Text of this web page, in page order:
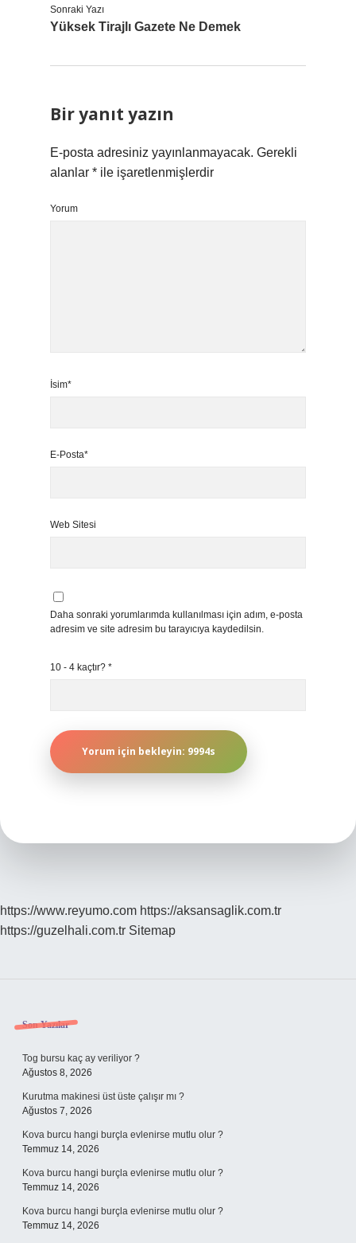
Sonraki Yazı
Yüksek Tirajlı Gazete Ne Demek
Bir yanıt yazın
E-posta adresiniz yayınlanmayacak. Gerekli
alanlar * ile işaretlenmişlerdir
Yorum
İsim*
E-Posta*
Web Sitesi
Daha sonraki yorumlarımda kullanılması için adım, e-posta
adresim ve site adresim bu tarayıcıya kaydedilsin.
10 - 4 kaçtır? *
https://www.reyumo.com https://aksansaglik.com.tr
https://guzelhali.com.tr Sitemap
Sidebar
Son Yazılar
Tog bursu kaç ay veriliyor ?
Ağustos 8, 2026
Kurutma makinesi üst üste çalışır mı ?
Ağustos 7, 2026
Kova burcu hangi burçla evlenirse mutlu olur ?
Temmuz 14, 2026
Kova burcu hangi burçla evlenirse mutlu olur ?
Temmuz 14, 2026
Kova burcu hangi burçla evlenirse mutlu olur ?
Temmuz 14, 2026